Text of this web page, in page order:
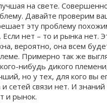
на свете.
Давайте проверим
эту проблему
нет – то и рынка нет.
вероятно, она всем
Примерно так же
нибудь дикого
но у тех, для кого вы
связи нет. И
и рынок.